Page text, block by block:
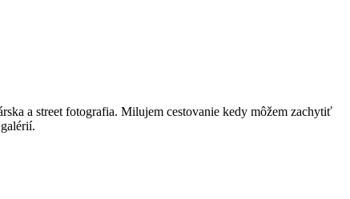
a street fotografia. Milujem cestovanie kedy môžem zachytiť